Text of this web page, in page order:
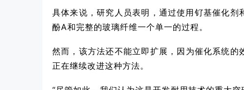
具体来说，研究人员表明，通过使用钌基催化
酚A和完整的玻璃纤维一个单一的过程。
然而，该方法还不能立即扩展，因为催化系统
正在继续改进这种方法。